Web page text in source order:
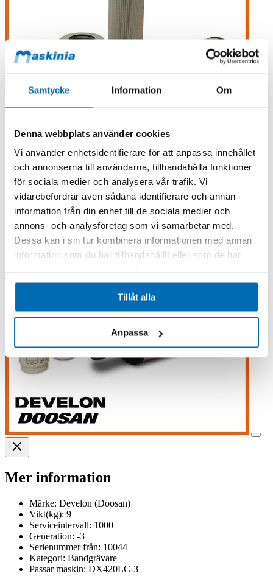
Samtycke Information Om
Denna webbplats använder cookies
Vi använder enhetsidentifierare för att anpassa innehållet
och annonserna till användarna, tillhandahålla funktioner
för sociala medier och analysera vår trafik. Vi
vidarebefordrar även sådana identifierare och annan
information från din enhet till de sociala medier och
annons- och analysföretag som vi samarbetar med.
Dessa kan i sin tur kombinera informationen med annan
information som du har tillhandahållit eller som de har
Tillåt alla
Anpassa
Mer information
Märke: Develon (Doosan)
Vikt(kg): 9
Serviceintervall: 1000
Generation: -3
Serienummer från: 10044
Kategori: Bandgrävare
Passar maskin: DX420LC-3